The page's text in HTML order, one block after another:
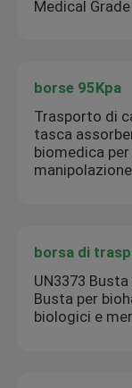
Medical
borse 95Kpa
Trasporto di
tasca
biomedica
borsa di
UN3373
Busta per
biologici e